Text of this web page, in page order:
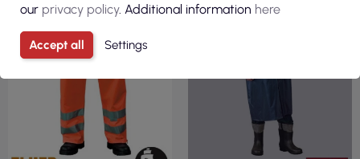
our privacy policy. Additional information here
Accept all Settings